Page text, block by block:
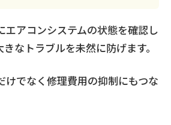
エアコンシステムの状態を確認し
なトラブルを未然に防げます。
けでなく修理費用の抑制にもつな